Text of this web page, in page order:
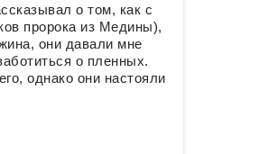
о том, как с
пророка из Медины),
они давали мне
о пленных.
однако они настояли